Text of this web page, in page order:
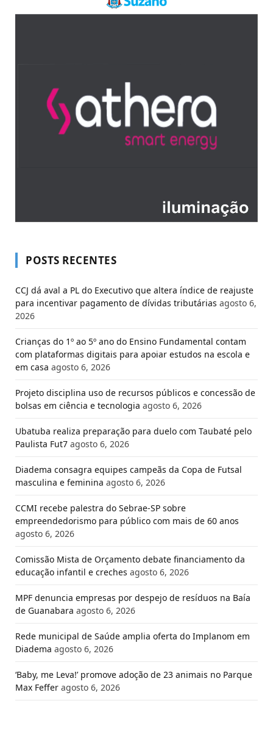
POSTS RECENTES
CCJ dá aval a PL do Executivo que altera índice de reajuste
para incentivar pagamento de dívidas tributárias agosto 6,
2026
Crianças do 1º ao 5º ano do Ensino Fundamental contam
com plataformas digitais para apoiar estudos na escola e
em casa agosto 6, 2026
Projeto disciplina uso de recursos públicos e concessão de
bolsas em ciência e tecnologia agosto 6, 2026
Ubatuba realiza preparação para duelo com Taubaté pelo
Paulista Fut7 agosto 6, 2026
Diadema consagra equipes campeãs da Copa de Futsal
masculina e feminina agosto 6, 2026
CCMI recebe palestra do Sebrae-SP sobre
empreendedorismo para público com mais de 60 anos
agosto 6, 2026
Comissão Mista de Orçamento debate financiamento da
educação infantil e creches agosto 6, 2026
MPF denuncia empresas por despejo de resíduos na Baía
de Guanabara agosto 6, 2026
Rede municipal de Saúde amplia oferta do Implanom em
Diadema agosto 6, 2026
‘Baby, me Leva!’ promove adoção de 23 animais no Parque
Max Feffer agosto 6, 2026